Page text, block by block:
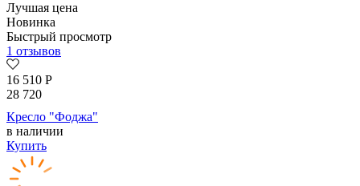
Лучшая цена
Новинка
Быстрый просмотр
1 отзывов
16 510 Р
28 720
Кресло "Фоджа"
в наличии
Купить